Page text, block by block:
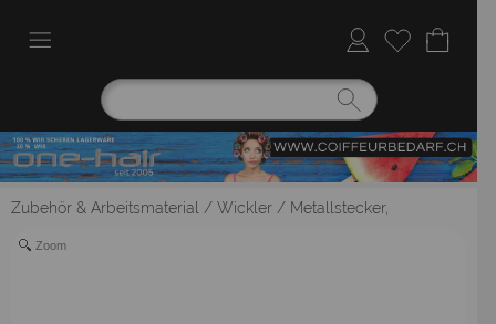
Zubehör & Arbeitsmaterial / Wickler / Metallstecker,
Zoom